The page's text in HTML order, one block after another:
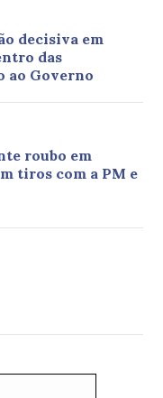
decisiva em
das
ao Governo
roubo em
tiros com a PM e